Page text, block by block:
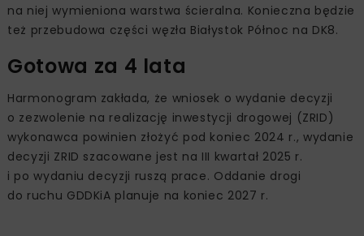
na niej wymieniona warstwa ścieralna. Konieczna będzie
też przebudowa części węzła Białystok Północ na DK8.
Gotowa za 4 lata
Harmonogram zakłada, że wniosek o wydanie decyzji
o zezwolenie na realizację inwestycji drogowej (ZRID)
wykonawca powinien złożyć pod koniec 2024 r., wydanie
decyzji ZRID szacowane jest na III kwartał 2025 r.
i po wydaniu decyzji ruszą prace. Oddanie drogi
do ruchu GDDKiA planuje na koniec 2027 r.